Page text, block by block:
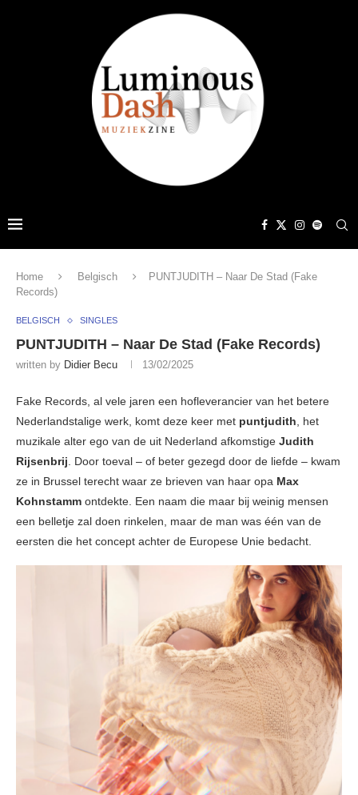
Home Belgisch
PUNTJUDITH – Naar De Stad (Fake
Records)
BELGISCH SINGLES
PUNTJUDITH – Naar De Stad (Fake Records)
written by Didier Becu 13/02/2025
Fake Records, al vele jaren een hofleverancier van het betere
Nederlandstalige werk, komt deze keer met puntjudith, het
muzikale alter ego van de uit Nederland afkomstige Judith
Rijsenbrij. Door toeval – of beter gezegd door de liefde – kwam
ze in Brussel terecht waar ze brieven van haar opa Max
Kohnstamm ontdekte. Een naam die maar bij weinig mensen
een belletje zal doen rinkelen, maar de man was één van de
eersten die het concept achter de Europese Unie bedacht.